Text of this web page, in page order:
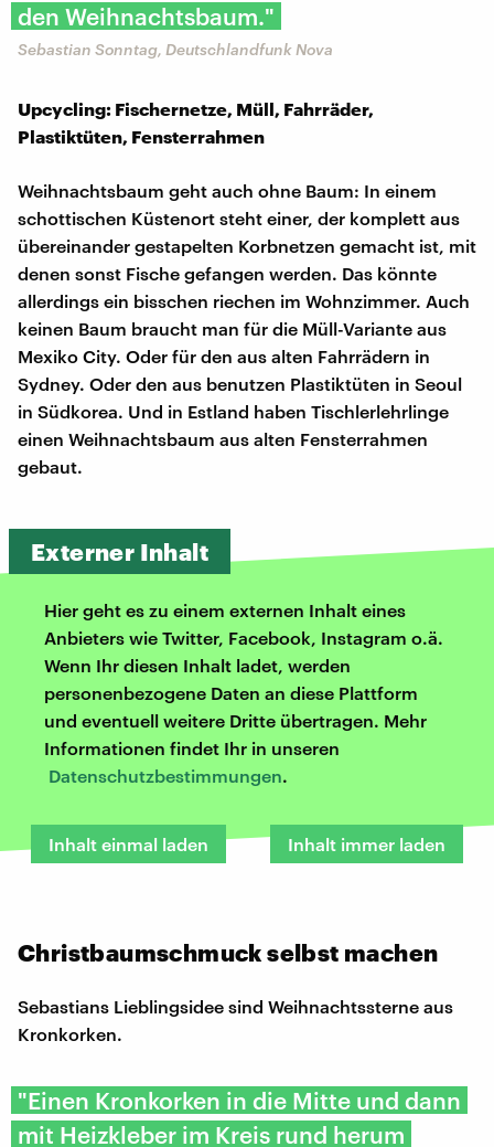
den Weihnachtsbaum."
Sebastian Sonntag, Deutschlandfunk Nova
Upcycling: Fischernetze, Müll, Fahrräder,
Plastiktüten, Fensterrahmen
Weihnachtsbaum geht auch ohne Baum: In einem
schottischen Küstenort steht einer, der komplett aus
übereinander gestapelten Korbnetzen gemacht ist, mit
denen sonst Fische gefangen werden. Das könnte
allerdings ein bisschen riechen im Wohnzimmer. Auch
keinen Baum braucht man für die Müll-Variante aus
Mexiko City. Oder für den aus alten Fahrrädern in
Sydney. Oder den aus benutzen Plastiktüten in Seoul
in Südkorea. Und in Estland haben Tischlerlehrlinge
einen Weihnachtsbaum aus alten Fensterrahmen
gebaut.
Externer Inhalt
Hier geht es zu einem externen Inhalt eines
Anbieters wie Twitter, Facebook, Instagram o.ä.
Wenn Ihr diesen Inhalt ladet, werden
personenbezogene Daten an diese Plattform
und eventuell weitere Dritte übertragen. Mehr
Informationen findet Ihr in unseren
Datenschutzbestimmungen.
Inhalt einmal laden Inhalt immer laden
Christbaumschmuck selbst machen
Sebastians Lieblingsidee sind Weihnachtssterne aus
Kronkorken.
"Einen Kronkorken in die Mitte und dann
mit Heizkleber im Kreis rund herum